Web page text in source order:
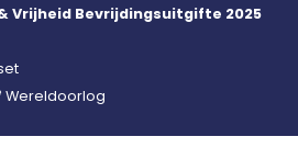
& Vrijheid Bevrijdingsuitgifte 2025
Wereldoorlog